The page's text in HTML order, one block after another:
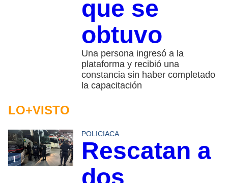
que se
obtuvo
Una persona ingresó a la
plataforma y recibió una
constancia sin haber completado
la capacitación
LO+VISTO
1
POLICIACA
Rescatan a
dos